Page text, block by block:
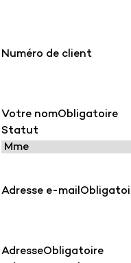
Numéro de client
Votre nomObligatoire
Statut
Adresse e-mail
AdresseObligatoire